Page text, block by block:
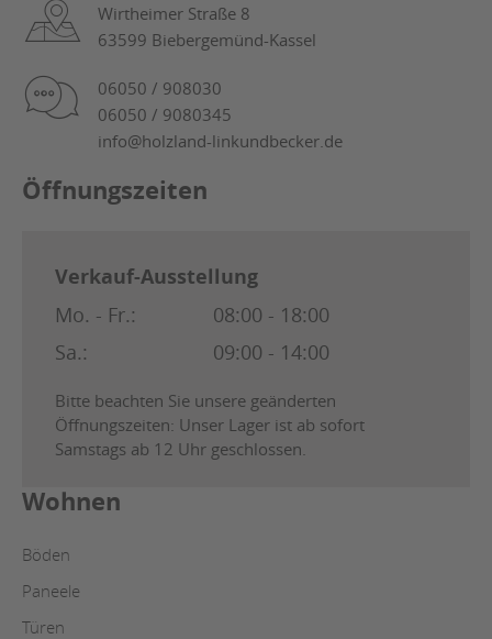
Wirtheimer Straße 8
63599 Biebergemünd-Kassel
06050 / 908030
06050 / 9080345
info@holzland-linkundbecker.de
Öffnungszeiten
Verkauf-Ausstellung
Mo. - Fr.:
08:00 - 18:00
Sa.:
09:00 - 14:00
Bitte beachten Sie unsere geänderten
Öffnungszeiten: Unser Lager ist ab sofort
Samstags ab 12 Uhr geschlossen.
Wohnen
Böden
Paneele
Türen